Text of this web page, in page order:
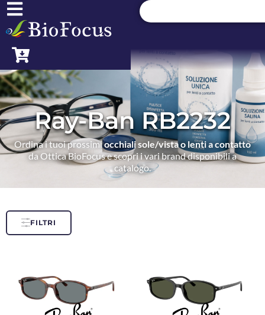
Ray-Ban RB2232
Ordina i tuoi prossimiocchiali sole/vista o lenti a contatto
da Ottica BioFocus e scopri i vari brand disponibili a
catalogo.
FILTRI